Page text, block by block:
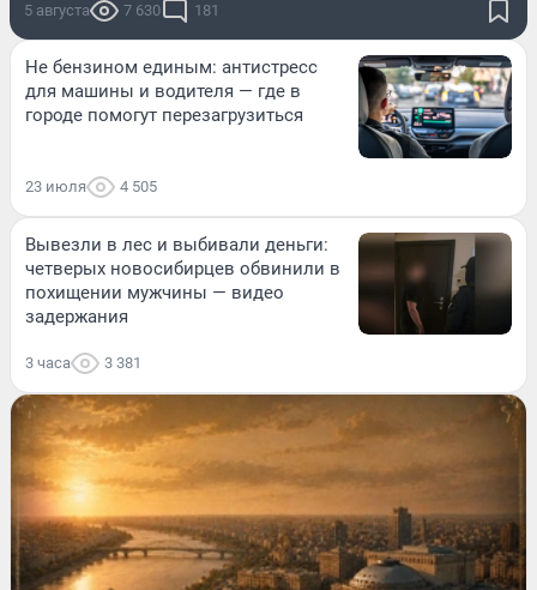
5 августа 7 630 181
Не бензином единым: антистресс
для машины и водителя — где в
городе помогут перезагрузиться
23 июля 4 505
Вывезли в лес и выбивали деньги:
четверых новосибирцев обвинили в
похищении мужчины — видео
задержания
3 часа 3 381